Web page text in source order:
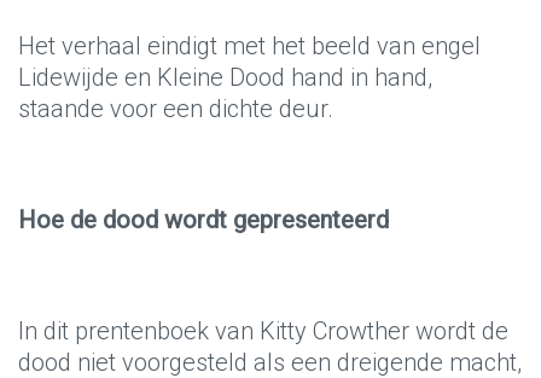
Het verhaal eindigt met het beeld van engel
Lidewijde en Kleine Dood hand in hand,
staande voor een dichte deur.
Hoe de dood wordt gepresenteerd
In dit prentenboek van Kitty Crowther wordt de
dood niet voorgesteld als een dreigende macht,